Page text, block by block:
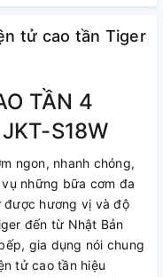
tử cao tần Tiger
TẦN 4
JKT-S18W
ngon, nhanh chóng,
những bữa cơm đa
hương vị và độ
đến từ Nhật Bản
gia dụng nói chung
tử cao tần hiệu